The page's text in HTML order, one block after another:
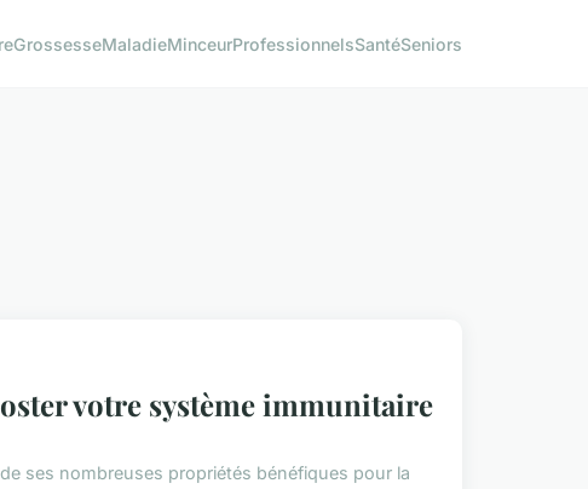
GrossesseMaladieMinceurProfessionnelsSantéSeniors
votre système immunitaire
ses nombreuses propriétés bénéfiques pour la